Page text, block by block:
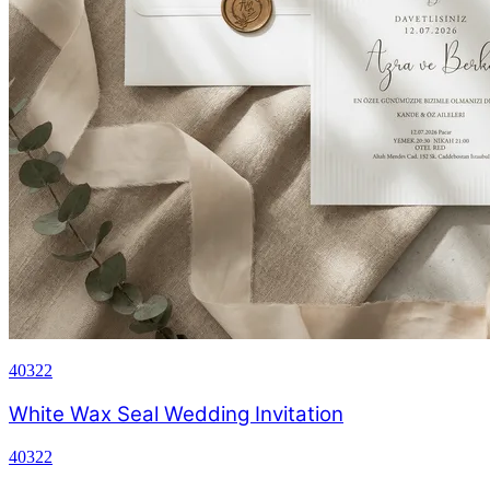
40322
White Wax Seal Wedding Invitation
40322